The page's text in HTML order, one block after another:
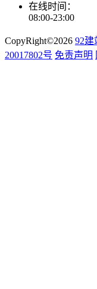
在线时间：
08:00-23:00
CopyRight©2026 92建
20017802号 免责声明